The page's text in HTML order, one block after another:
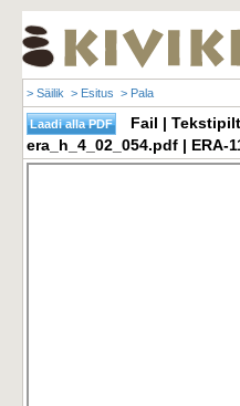
> Säilik > Esitus > Pala
Fail | Tekstipilt
era_h_4_02_054.pdf | ERA-